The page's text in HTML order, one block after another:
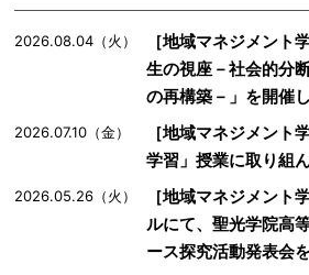
2026.08.04（火）
［地域マネジメント
生の視座－社会的分
の再構築－」を開催し
2026.07.10（金）
［地域マネジメント
学習」授業に取り組
2026.05.26（火）
［地域マネジメント
ルにて、聖光学院高
ース探究活動発表会